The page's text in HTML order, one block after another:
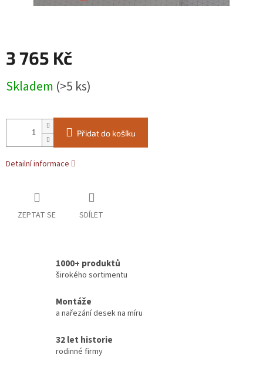
3 765 Kč
cena:
Skladem (>5 ks)
Přidat do košíku
Detailní informace
ZEPTAT SE SDÍLET
1000+ produktů
širokého sortimentu
Montáže
a nařezání desek na míru
32 let historie
rodinné firmy